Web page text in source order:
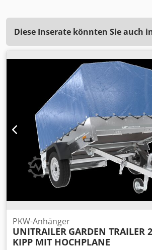
Diese Inserate könnten Sie auch
PKW-Anhänger
UNITRAILER GARDEN TRAILER
KIPP MIT HOCHPLANE